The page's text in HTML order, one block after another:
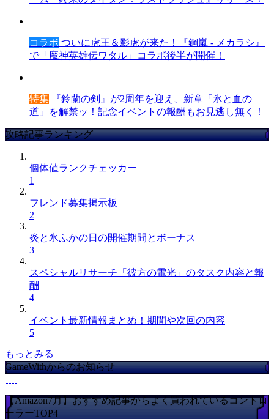
コラボ ついに虎王＆影虎が来た！『鋼嵐 - メカラシ』
で「魔神英雄伝ワタル」コラボ後半が開催！
特集 『鈴蘭の剣』が2周年を迎え、新章「氷と血の
道」を解禁ッ！記念イベントの報酬もお見逃し無く！
攻略記事ランキング
個体値ランクチェッカー
1
フレンド募集掲示板
2
炎と氷ふかの日の開催期間とボーナス
3
スペシャルリサーチ「彼方の電光」のタスク内容と報
酬
4
イベント最新情報まとめ！期間や次回の内容
5
もっとみる
GameWithからのお知らせ
【Amazon7月】おすすめ記事からよく買われているコントロ
ーラーTOP4